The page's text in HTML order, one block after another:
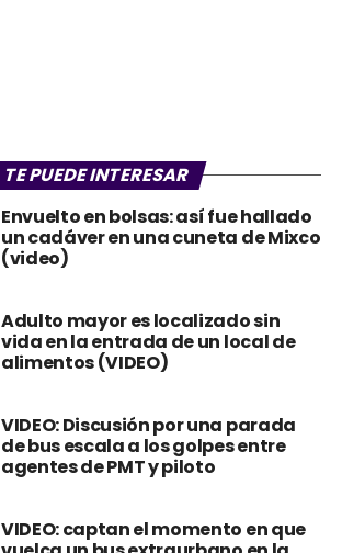
TE PUEDE INTERESAR
Envuelto en bolsas: así fue hallado
un cadáver en una cuneta de Mixco
(video)
Adulto mayor es localizado sin
vida en la entrada de un local de
alimentos (VIDEO)
VIDEO: Discusión por una parada
de bus escala a los golpes entre
agentes de PMT y piloto
VIDEO: captan el momento en que